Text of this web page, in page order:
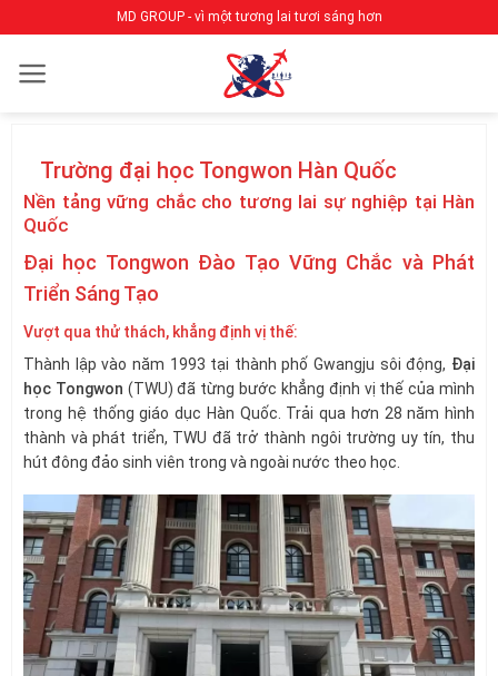
qua
nội
MD GROUP - vì một tương lai tươi sáng hơn
Trường đại học Tongwon Hàn Quốc
Nền tảng vững chắc cho tương lai sự nghiệp tại Hàn
Quốc
Đại học Tongwon Đào Tạo Vững Chắc và Phát
Triển Sáng Tạo
Vượt qua thử thách, khẳng định vị thế:
Thành lập vào năm 1993 tại thành phố Gwangju sôi động, Đại
học Tongwon (TWU) đã từng bước khẳng định vị thế của mình
trong hệ thống giáo dục Hàn Quốc. Trải qua hơn 28 năm hình
thành và phát triển, TWU đã trở thành ngôi trường uy tín, thu
hút đông đảo sinh viên trong và ngoài nước theo học.